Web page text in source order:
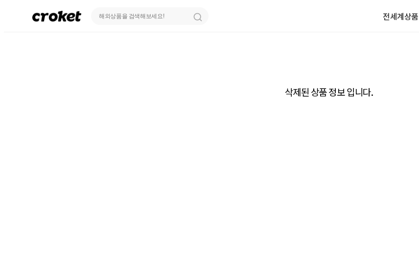
전세계상품
삭제된 상품 정보 입니다.